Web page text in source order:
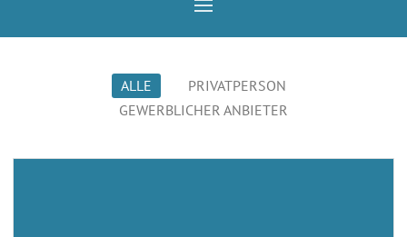
ALLE
PRIVATPERSON
GEWERBLICHER ANBIETER